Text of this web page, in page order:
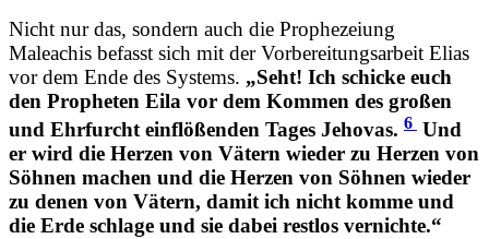
Nicht nur das, sondern auch die Prophezeiung
Maleachis befasst sich mit der Vorbereitungsarbeit Elias
vor dem Ende des Systems. „Seht! Ich schicke euch
den Propheten Eila vor dem Kommen des großen
und Ehrfurcht einflößenden Tages Jehovas. 6 Und
er wird die Herzen von Vätern wieder zu Herzen von
Söhnen machen und die Herzen von Söhnen wieder
zu denen von Vätern, damit ich nicht komme und
die Erde schlage und sie dabei restlos vernichte.“